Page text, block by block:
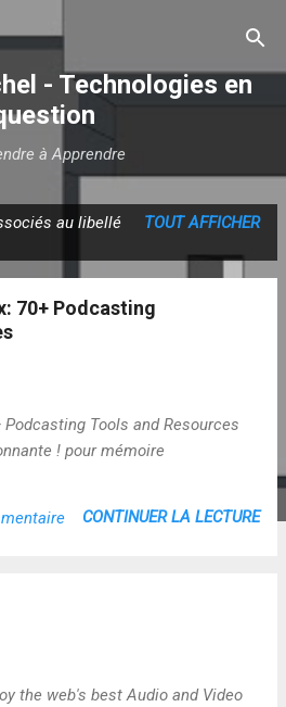
- Technologies en
à Apprendre
au libellé
TOUT AFFICHER
70+ Podcasting
Tools and Resources
! pour mémoire
CONTINUER LA LECTURE
the web's best Audio and Video